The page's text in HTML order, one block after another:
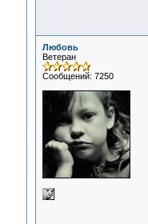
Любовь
Ветеран
Сообщений: 7250